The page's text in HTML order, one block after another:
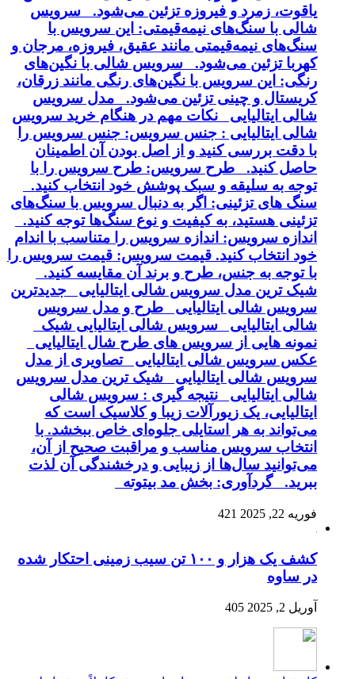
یاقوت، زمرد و فیروزه تزئین می‌شود. سرویس
شالی با سنگ‌های نیمه‌قیمتی: این سرویس با
سنگ‌های نیمه‌قیمتی مانند عقیق، فیروزه، مرجان و
کهربا تزئین می‌شود. سرویس شالی با نگین‌های
رنگی: این سرویس با نگین‌های رنگی مانند زرقان،
کریستال و چینی تزئین می‌شود. مدل سرویس
شالی ایتالیایی نکات مهم در هنگام خرید سرویس
شالی ایتالیایی : جنس سرویس: جنس سرویس را
با دقت بررسی کنید و از اصل بودن آن اطمینان
حاصل کنید. طرح سرویس: طرح سرویس را با
توجه به سلیقه و سبک پوشش خود انتخاب کنید.
سنگ های تزئینی: اگر به دنبال سرویس با سنگ‌های
تزئینی هستید، به کیفیت و نوع سنگ‌ها توجه کنید.
اندازه سرویس: اندازه سرویس را متناسب با اندام
خود انتخاب کنید. قیمت سرویس: قیمت سرویس را
با توجه به جنس، طرح و برند آن مقایسه کنید.
شیک ترین مدل سرویس شالی ایتالیایی جدیدترین
سرویس شالی ایتالیایی طرح و مدل سرویس
شالی ایتالیایی سرویس شالی ایتالیایی شیک
نمونه هایی از سرویس های طرح شال ایتالیایی
عکس سرویس شالی ایتالیایی تصاویری از مدل
سرویس شالی ایتالیایی شیک ترین مدل سرویس
شالی ایتالیایی نتیجه گیری : سرویس شالی
ایتالیایی، یک زیورآلات زیبا و کلاسیک است که
می‌تواند به هر استایلی جلوه‌ای خاص ببخشد. با
انتخاب سرویس مناسب و مراقبت صحیح از آن،
می‌توانید سال‌ها از زیبایی و درخشندگی آن لذت
ببرید. گردآوری: بخش مد بیتوته
فوریه 22, 2025 421
کشف یک هزار و ۱۰۰ تن سیب زمینی احتکار شده
در ساوه
آوریل 2, 2025 405